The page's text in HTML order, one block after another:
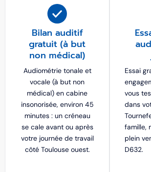
Bilan auditif
gratuit (à but
non médical)
Audiométrie tonale et
vocale (à but non
médical) en cabine
insonorisée, environ 45
minutes : un créneau
se cale avant ou après
votre journée de travail
côté Toulouse ouest.
Essai
vous
dans
famille,
plein
D632.